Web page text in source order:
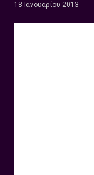
18 Ιανουαρίου 2013